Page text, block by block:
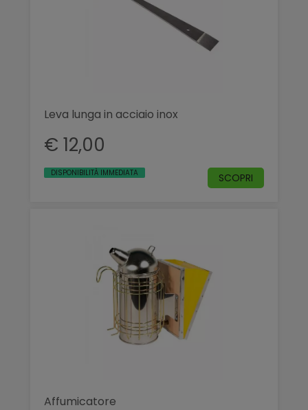
Leva lunga in acciaio inox
€ 12,00
DISPONIBILITÀ IMMEDIATA SCOPRI
Affumicatore